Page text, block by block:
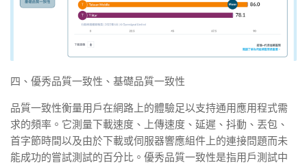
四、優秀品質一致性、基礎品質一致性
品質一致性衡量用戶在網路上的體驗足以支持通用應用程式需
求的頻率。它測量下載速度、上傳速度、延遲、抖動、丟包、
首字節時間以及由於下載或伺服器響應組件上的連接問題而未
能成功的嘗試測試的百分比。優秀品質一致性是指用戶測試中